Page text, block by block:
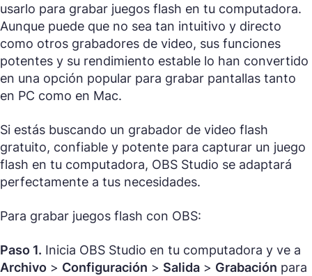
usarlo para grabar juegos flash en tu computadora.
Aunque puede que no sea tan intuitivo y directo
como otros grabadores de video, sus funciones
potentes y su rendimiento estable lo han convertido
en una opción popular para grabar pantallas tanto
en PC como en Mac.
Si estás buscando un grabador de video flash
gratuito, confiable y potente para capturar un juego
flash en tu computadora, OBS Studio se adaptará
perfectamente a tus necesidades.
Para grabar juegos flash con OBS:
Paso 1. Inicia OBS Studio en tu computadora y ve a
Archivo > Configuración > Salida > Grabación para